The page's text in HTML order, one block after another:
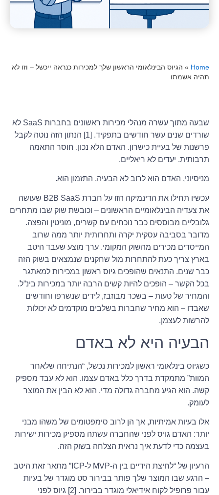
Home
» הגיוס הבינלאומי הראשון שלך למכירות כנראה ייכשל – וזו לא
תהיה אשמתו
שבעה מתוך עשרה מנהלי מכירות ראשונים בחברות SaaS לא
שורדים שנים עשר חודשים בתפקיד. [1] הנתון הזה נוטה לקבל
פרשנות של בעיית כישרון. האדם הלא נכון. חוסר התאמה
תרבותית. יעדים לא ריאליים.
מניסיוני, האדם הוא לרוב לא הבעיה. התזמון הוא.
עכשיו תחילו את הדינמיקה הזו על חברת B2B SaaS שעושה
את צעדיה הבינלאומיים הראשונים – וכובשת שוק שבו מתחרים
גלובליים מבוססים כבר נוכחים עם קשרים, מוניטין והפצה.
מדובר בסביבה עסקית יקרה ותחרותית יותר ממה שרוב
המייסדים מכירים מהשוק המקומי. ערך מוצע שעבד היטב
בארץ צריך כעת להתחרות מול שחקנים שנמצאים בשוק הזה
כבר שנים. התנאים שהופכים גיוס ראשון במכירות למאתגר
בכל הקשר – הופכים להיות קשים הרבה יותר במכירות בינ”ל.
והמחיר של טעות – בשכר מבוזבז, לידים שנשרפו וחודשים
שאבדו – הוא מחיר שחברות בשלבים מוקדמים לא יכולות
להרשות לעצמן.
הבעיה היא לא באדם
כשגיוס בינלאומי ראשון למכירות נכשל, “הנתיחה שלאחר
המוות” מתמקדת בדרך כלל באדם עצמו. הוא לא עבד מספיק
קשה. הוא הגיע מחברה גדולה מדי. הוא לא הבין את המוצר
לעומק.
אלו בעיות אמיתיות, אך הן לרוב סימפטומים של משהו מבני
יותר: האדם גויס לפני שהחברה עשתה מספיק מכירות ישירות
בעצמה כדי לדעת איך נראית הצלחה בשוק הזה.
הרעיון של “לחיצת הידיים בין ה-MVP ל-ICP” מתאר זאת היטב
– הרגע שבו המוצר שלך פותר בבירור סט מוגדר של בעיות
עבור פרופיל לקוח אידיאלי מוגדר בבירור. [2] גיוס לפני